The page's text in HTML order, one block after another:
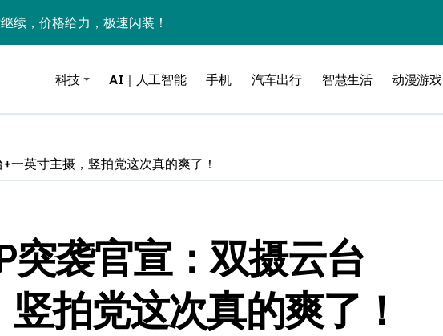
续，价格给力，极速闪装！
银狂飙3.5%！三大利好连夜引爆
一季净赚两个比亚迪——中国车企该醒醒了
3200、卖工作室、网络瘫了，微软这次真急了
CEO，但继续“垂帘听政”？
压iPhone 17顶配？闪迪这波操作太狠了
星把最新存储技术给了AI
科技 AI｜人工智能 手机 汽车出行 智慧生活 动漫游戏
一英寸主摄，竖拍党这次真的爽了！
突袭官宣：双摄云台
拍党这次真的爽了！